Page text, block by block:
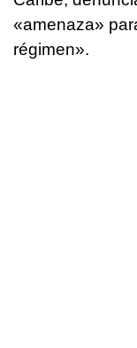
«amenaza»
régimen».